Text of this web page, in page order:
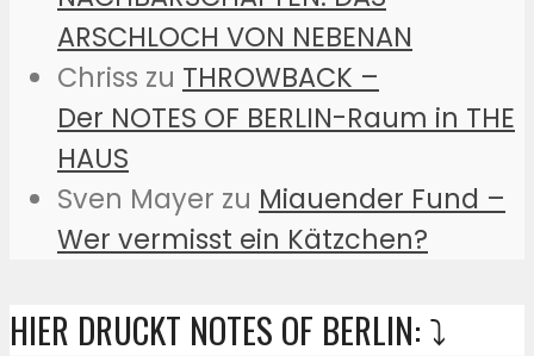
ARSCHLOCH VON NEBENAN
Chriss zu THROWBACK –
Der NOTES OF BERLIN-Raum in THE
HAUS
Sven Mayer zu Miauender Fund –
Wer vermisst ein Kätzchen?
HIER DRUCKT NOTES OF BERLIN: ⤵️